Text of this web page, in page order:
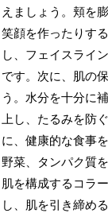
えましょう。頬を
笑顔を作ったりす
し、フェイスライ
です。次に、肌の
う。水分を十分に
上し、たるみを防
に、健康的な食事
野菜、タンパク質
肌を構成するコラ
し、肌を引き締め